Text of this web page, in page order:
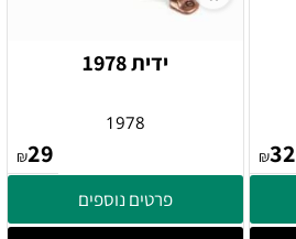
₪32
ידית 1978
1978
₪29
פרטים נוספים